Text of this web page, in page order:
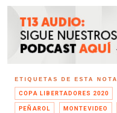
ETIQUETAS DE ESTA NOTA
COPA LIBERTADORES 2020
PEÑAROL MONTEVIDEO